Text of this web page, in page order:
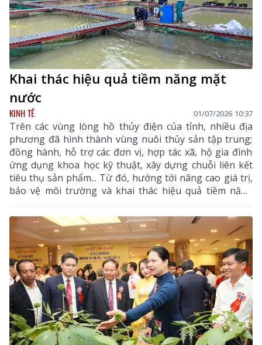
Khai thác hiệu quả tiềm năng mặt
nước
KINH TẾ 01/07/2026 10:37
Trên các vùng lòng hồ thủy điện của tỉnh, nhiều địa
phương đã hình thành vùng nuôi thủy sản tập trung;
đồng hành, hỗ trợ các đơn vị, hợp tác xã, hộ gia đình
ứng dụng khoa học kỹ thuật, xây dựng chuỗi liên kết
tiêu thụ sản phẩm... Từ đó, hướng tới nâng cao giá trị,
bảo vệ môi trường và khai thác hiệu quả tiềm năng
mặt nước.